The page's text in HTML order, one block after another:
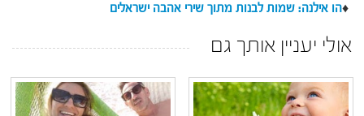
♦הו אילנה: שמות לבנות מתוך שירי אהבה ישראלים
אולי יעניין אותך גם